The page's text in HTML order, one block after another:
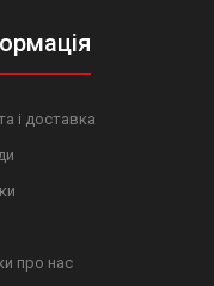
і доставка
про нас